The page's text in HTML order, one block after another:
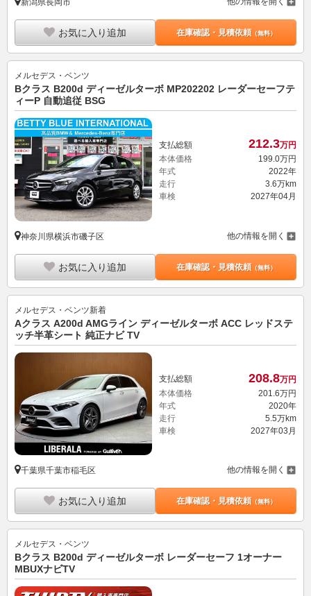
新潟県長岡市
お気に入り追加 在庫確認・見積依頼（無料）
メルセデス・ベンツ
Bクラス B200d ディーゼルターボ MP202202 レーダーセーフテ
ィーP 自動追従 BSG
支払総額 212.3万円
本体価格
199.0万円
年式
2022年
走行
3.6万km
車検
2027年04月
神奈川県横浜市磯子区 他の情報を開く
お気に入り追加 在庫確認・見積依頼（無料）
メルセデス・ベンツ新着
Aクラス A200d AMGライン ディーゼルターボ ACC レッドステ
ッチ半革シート 純正ナビ TV
支払総額 208.8万円
本体価格
201. 6万円
年式
2020年
走行
5.5万km
車検
2027年03月
千葉県千葉市稲毛区 他の情報を開く
お気に入り追加 在庫確認・見積依頼（無料）
メルセデス・ベンツ
Bクラス B200d ディーゼルターボ レーダーセーフ 1オーナー
MBUXナビTV